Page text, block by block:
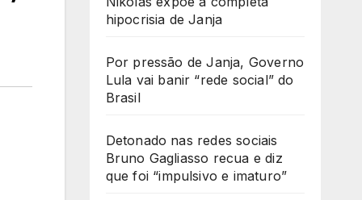
hipocrisia de Janja
Por pressão de Janja, Governo
Lula vai banir “rede social” do
Brasil
Detonado nas redes sociais
Bruno Gagliasso recua e diz
que foi “impulsivo e imaturo”